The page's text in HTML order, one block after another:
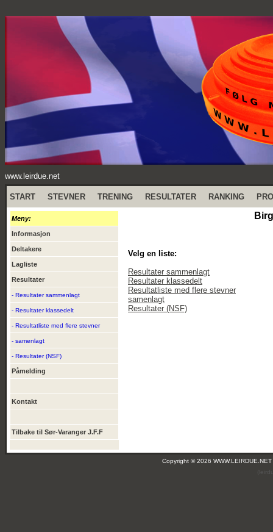
www.leirdue.net
START STEVNER TRENING RESULTATER RANKING
Meny:
Informasjon
Deltakere
Lagliste
Resultater
- Resultater sammenlagt
- Resultater klassedelt
- Resultatliste med flere stevner
- samenlagt
- Resultater (NSF)
Påmelding
Kontakt
Tilbake til Sør-Varanger J.F.F
Velg en liste:
Resultater sammenlagt
Resultater klassedelt
Resultatliste med flere stevner
samenlagt
Resultater (NSF)
Copyright © 2026